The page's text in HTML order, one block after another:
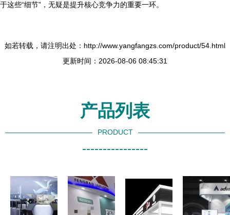
于这些“细节”，无疑是提升核心竞争力的重要一环。
如若转载，请注明出处：http://www.yangfangzs.com/product/54.html
更新时间：2026-08-06 08:45:31
产品列表
PRODUCT
----------------